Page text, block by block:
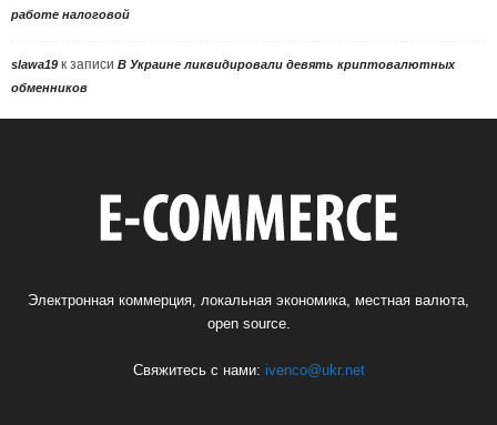
работе налоговой
slawa19 к записи В Украине ликвидировали девять криптовалютных
обменников
Электронная коммерция, локальная экономика, местная валюта,
open source.
Свяжитесь с нами: ivenco@ukr.net